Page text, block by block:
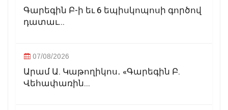
Գարեգին Բ-ի եւ 6 եպիսկոպոսի գործով
դատաւ...
07/08/2026
Արամ Ա. Կաթողիկոս․ «Գարեգին Բ.
Վեհափառին...